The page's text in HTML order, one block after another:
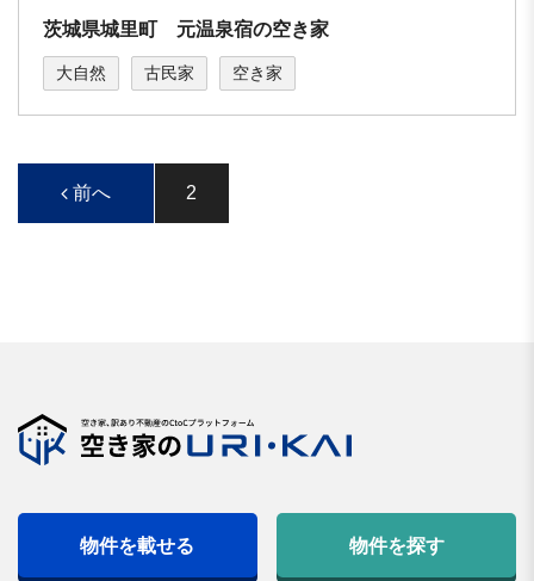
茨城県城里町 元温泉宿の空き家
大自然 古民家 空き家
前へ 2
物件を載せる 物件を探す